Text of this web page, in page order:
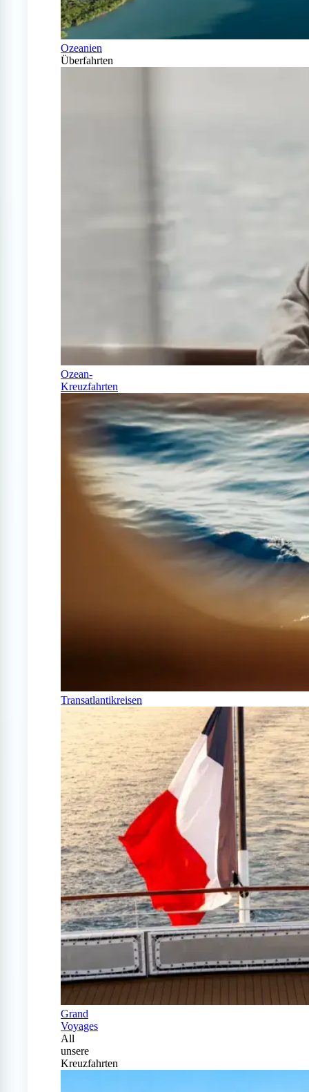
Ozeanien
Überfahrten
Ozean-
Kreuzfahrten
Transatlantikreisen
Grand
Voyages
All
unsere
Kreuzfahrten